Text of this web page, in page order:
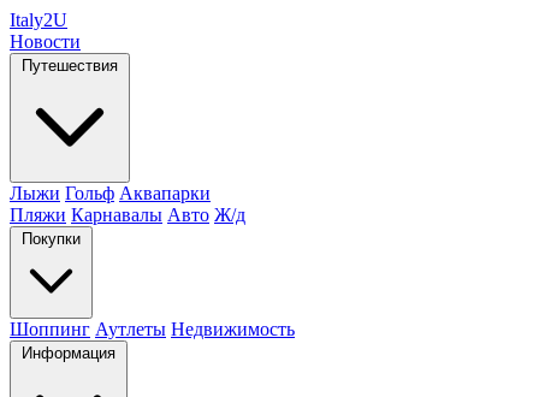
Italy2U
Новости
Путешествия
Лыжи Гольф Аквапарки
Пляжи Карнавалы Авто Ж/д
Покупки
Шоппинг Аутлеты Недвижимость
Информация